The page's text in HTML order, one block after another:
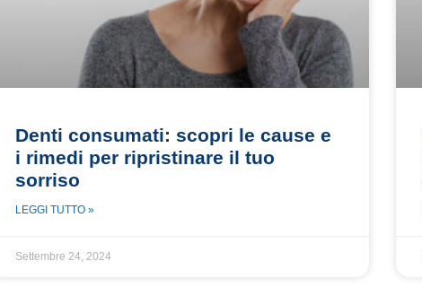
Denti consumati: scopri le cause e
i rimedi per ripristinare il tuo
sorriso
LEGGI TUTTO »
Settembre 24, 2024